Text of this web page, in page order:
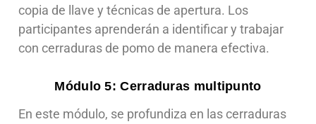
copia de llave y técnicas de apertura. Los
participantes aprenderán a identificar y trabajar
con cerraduras de pomo de manera efectiva.
Módulo 5: Cerraduras multipunto
En este módulo, se profundiza en las cerraduras